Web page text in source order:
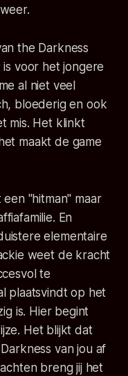
the Darkness
voor het jongere
al niet veel
bloederig en ook
mis. Het klinkt
maakt de game
"hitman" maar
En
elementaire
weet de kracht
te
plaatsvindt op het
is. Hier begint
Het blijkt dat
van jou af
breng jij het